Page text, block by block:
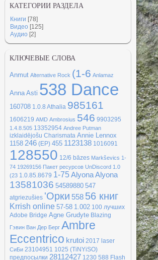
КАТЕГОРИИ РАЗДЕЛА
Книги [78]
Видео [125]
Аудио [2]
КЛЮЧЕВЫЕ СЛОВА
Anmut Alternative Rock (1-6 Anlamaz
Anna Asti 538 Dance
160708 1.0.8 Athalia 985161
1606219 AMD Ambrosius 546 9903295
1.4.8.505 13352954 Andree Putman
izklaidējošu Charismata Annie Lennox
1158 246 (EP) 455 1123138 1016091
128550 12/6 bāzes Markševics 1-
74 19269156 Пакет ресурсов UnDiscord 1.0
(23 1.0.85.8679 1-75Alyona Alyona
13581036 54589880 547
atgriezušies 'Орки 558 56 книг
Krrish online 57-58 1.002 100 лучших
Adobe Bridge Agne Grudyte Blazing
Гэвин Ван Дер Берг Ambre
Eccentrico krutoi 2017 laser
CиБи 23104951 1025 (TiNYiSO)
предпосылки 28112427 1230 588 Flash